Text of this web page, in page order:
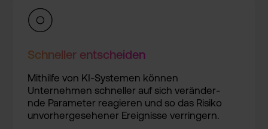
Schnelle­r entschei­den
Mithilfe von KI-Syste­men können
Unterneh­men schnelle­r auf sich veränder­
nde Paramete­r reagiere­n und so das Risiko
unvorher­gesehene­r Ereignis­se verringe­rn.